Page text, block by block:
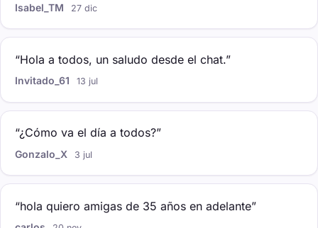
Isabel_TM 27 dic
“Hola a todos, un saludo desde el chat.”
Invitado_61 13 jul
“¿Cómo va el día a todos?”
Gonzalo_X 3 jul
“hola quiero amigas de 35 años en adelante”